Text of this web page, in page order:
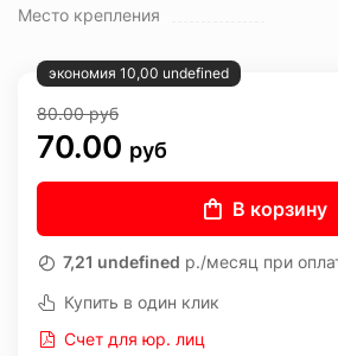
Место крепления
экономия 10,00 undefined
80.00руб
70.00 руб
В корзину
7,21 undefined р./месяц при
Купить в один клик
Счет для юр. лиц